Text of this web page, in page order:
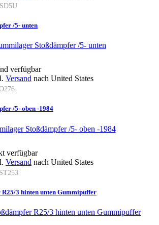
/5- unten
Versand nach United States
/5- oben -1984
Versand nach United States
R25/3 hinten unten Gummipuffer